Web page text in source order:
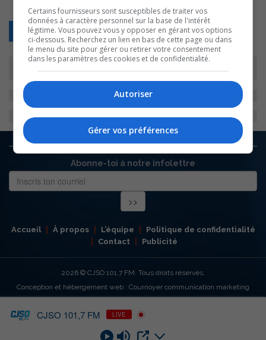
Retour
Abonne-toi à notre infolettre
Accueil À propos L’équipe
Politique de confidentialité
Contact
Publicité
2026 © CJSO 101,7 FM. Tous droits réservés.
Conception et hébergement web : Cournoyer communication marketing
CJSO 101,7 FM LIVE
Certains fournisseurs sont susceptibles de traiter vos
données à caractère personnel sur la base de l'intérêt
légitime. Vous pouvez vous y opposer en gérant vos options
ci-dessous. Recherchez un lien en bas de cette page ou dans
le menu du site pour gérer ou retirer votre consentement
dans les paramètres des cookies et de confidentialité.
Autoriser
Gérer vos préférences